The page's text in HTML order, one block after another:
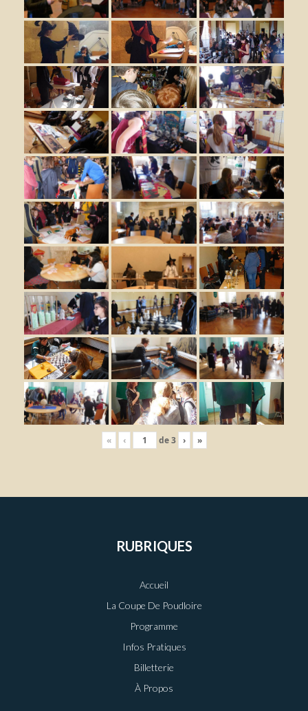
« ‹ de3 › »
RUBRIQUES
Accueil
La Coupe De Poudloire
Programme
Infos Pratiques
Billetterie
À Propos